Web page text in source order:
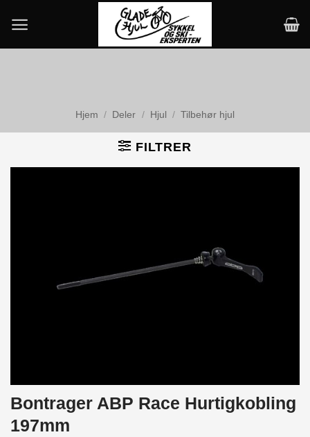
content
Hjem / Deler / Hjul / Tilbehør hjul
FILTRER
Bontrager ABP Race Hurtigkobling
197mm